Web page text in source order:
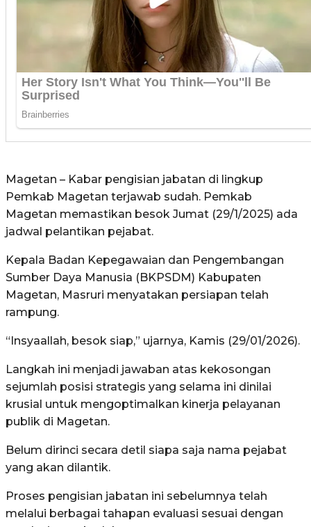
Magetan – Kabar pengisian jabatan di lingkup
Pemkab Magetan terjawab sudah. Pemkab
Magetan memastikan besok Jumat (29/1/2025) ada
jadwal pelantikan pejabat.
Kepala Badan Kepegawaian dan Pengembangan
Sumber Daya Manusia (BKPSDM) Kabupaten
Magetan, Masruri menyatakan persiapan telah
rampung.
“Insyaallah, besok siap,” ujarnya, Kamis (29/01/2026).
Langkah ini menjadi jawaban atas kekosongan
sejumlah posisi strategis yang selama ini dinilai
krusial untuk mengoptimalkan kinerja pelayanan
publik di Magetan.
Belum dirinci secara detil siapa saja nama pejabat
yang akan dilantik.
Proses pengisian jabatan ini sebelumnya telah
melalui berbagai tahapan evaluasi sesuai dengan